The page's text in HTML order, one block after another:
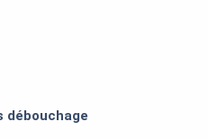
débouchage